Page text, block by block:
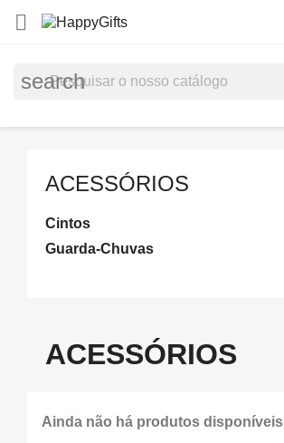

search
ACESSÓRIOS
Cintos
Guarda-Chuvas
ACESSÓRIOS
Ainda não há produtos disponíveis